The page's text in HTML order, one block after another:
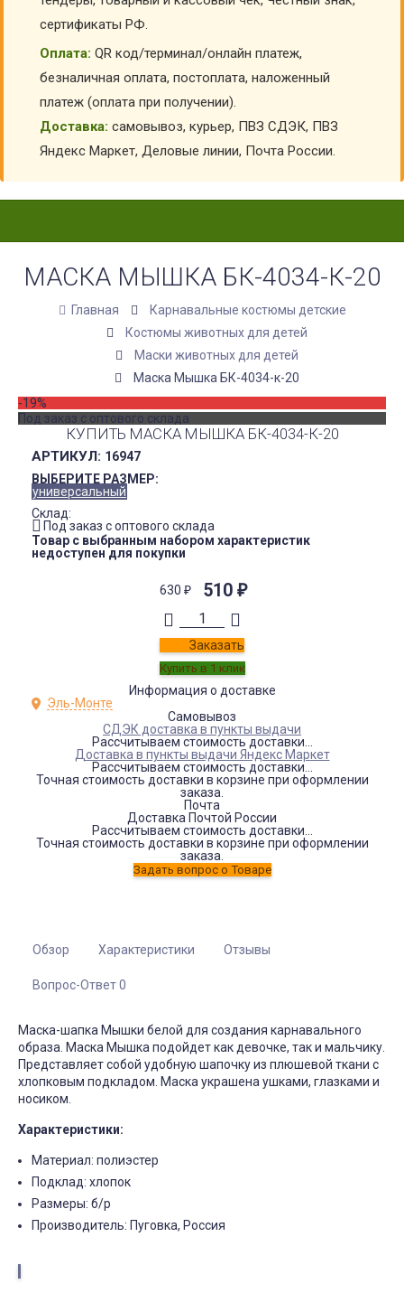
сертификаты РФ.
Оплата: QR код/терминал/онлайн платеж,
безналичная оплата, постоплата, наложенный
платеж (оплата при получении).
Доставка: самовывоз, курьер, ПВЗ СДЭК, ПВЗ
Яндекс Маркет, Деловые линии, Почта России.
МАСКА МЫШКА БК-4034-К-20
Главная
Карнавальные костюмы детские
Костюмы животных для детей
Маски животных для детей
Маска Мышка БК-4034-к-20
-19%
Под заказ с оптового склада
КУПИТЬ МАСКА МЫШКА БК-4034-К-20
АРТИКУЛ: 16947
ВЫБЕРИТЕ РАЗМЕР:
универсальный
Склад:
Под заказ с оптового склада
Товар с выбранным набором характеристик
недоступен для покупки
630 ₽ 510 ₽
Заказать
Информация о доставке
Эль-Монте
Самовывоз
СДЭК доставка в пункты выдачи
Рассчитываем стоимость доставки...
Доставка в пункты выдачи Яндекс Маркет
Рассчитываем стоимость доставки...
Точная стоимость доставки в корзине при оформлении
заказа.
Почта
Доставка Почтой России
Рассчитываем стоимость доставки...
Точная стоимость доставки в корзине при оформлении
заказа.
Обзор Характеристики Отзывы
Вопрос-Ответ 0
Маска-шапка Мышки белой для создания карнавального
образа. Маска Мышка подойдет как девочке, так и мальчику.
Представляет собой удобную шапочку из плюшевой ткани с
хлопковым подкладом. Маска украшена ушками, глазками и
носиком.
Характеристики:
Материал: полиэстер
Подклад: хлопок
Размеры: б/р
Производитель: Пуговка, Россия